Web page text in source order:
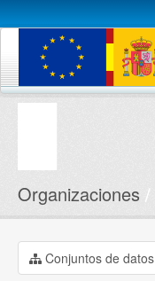
Conjuntos de datos
Organizaciones
Conjuntos de datos